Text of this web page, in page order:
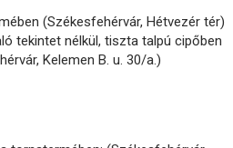
(Székesfehérvár, Hétvezér tér)
tekintet nélkül, tiszta talpú cipőben
Kelemen B. u. 30/a.)